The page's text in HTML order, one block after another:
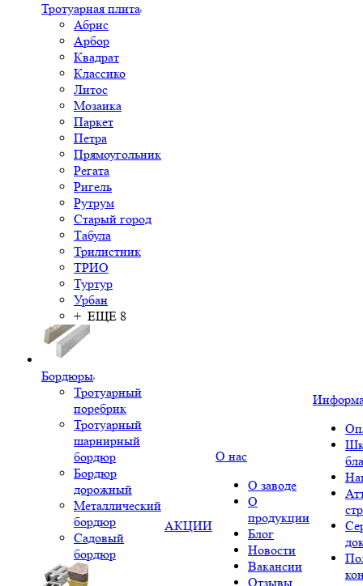
Тротуарная плита
Абрис
Арбор
Квадрат
Классико
Литос
Мозаика
Паркет
Петра
Прямоугольник
Регата
Ригель
Рутрум
Старый город
Табула
Трилистник
ТРИО
Туртур
Урбан
+ ЕЩЕ 8
Бордюры
Тротуарный
поребрик
Тротуарный
шарнирный
бордюр
Бордюр
дорожный
Металлический
бордюр
Садовый
бордюр
АКЦИИ
О нас
О заводе
О
продукции
Блог
Новости
Вакансии
Отзывы